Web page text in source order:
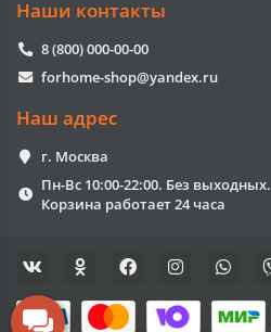
Наши контакты
8 (800) 000-00-00
forhome-shop@yandex.ru
Наш адрес
г. Москва
Пн-Вс 10:00-22:00. Без выходных.
Корзина работает 24 часа